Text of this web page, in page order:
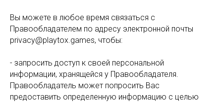
Вы можете в любое время связаться с
Правообладателем по адресу электронной почты
privacy@playtox.games, чтобы:
- запросить доступ к своей персональной
информации, хранящейся у Правообладателя.
Правообладатель может попросить Вас
предоставить определенную информацию с целью